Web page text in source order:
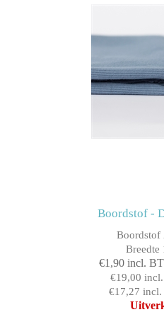
Boordstof -
Boordstof
Breedte
€1,90 incl.
€19,00
€17,27 incl.